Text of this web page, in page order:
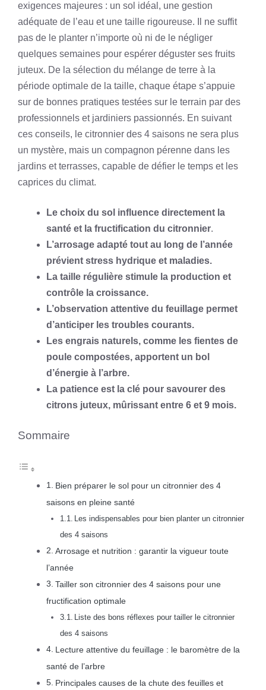
exigences majeures : un sol idéal, une gestion
adéquate de l’eau et une taille rigoureuse. Il ne suffit
pas de le planter n’importe où ni de le négliger
quelques semaines pour espérer déguster ses fruits
juteux. De la sélection du mélange de terre à la
période optimale de la taille, chaque étape s’appuie
sur de bonnes pratiques testées sur le terrain par des
professionnels et jardiniers passionnés. En suivant
ces conseils, le citronnier des 4 saisons ne sera plus
un mystère, mais un compagnon pérenne dans les
jardins et terrasses, capable de défier le temps et les
caprices du climat.
Le choix du sol influence directement la
santé et la fructification du citronnier.
L’arrosage adapté tout au long de l’année
prévient stress hydrique et maladies.
La taille régulière stimule la production et
contrôle la croissance.
L’observation attentive du feuillage permet
d’anticiper les troubles courants.
Les engrais naturels, comme les fientes de
poule compostées, apportent un bol
d’énergie à l’arbre.
La patience est la clé pour savourer des
citrons juteux, mûrissant entre 6 et 9 mois.
Sommaire
Bien préparer le sol pour un citronnier des 4
saisons en pleine santé
Les indispensables pour bien planter un citronnier
des 4 saisons
Arrosage et nutrition : garantir la vigueur toute
l’année
Tailler son citronnier des 4 saisons pour une
fructification optimale
Liste des bons réflexes pour tailler le citronnier
des 4 saisons
Lecture attentive du feuillage : le baromètre de la
santé de l’arbre
Principales causes de la chute des feuilles et